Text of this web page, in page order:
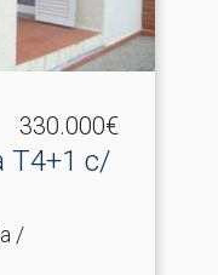
330.000€
T4+1 c/
/